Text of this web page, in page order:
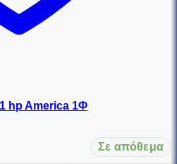
1 hp America 1Φ
Σε απόθεμα